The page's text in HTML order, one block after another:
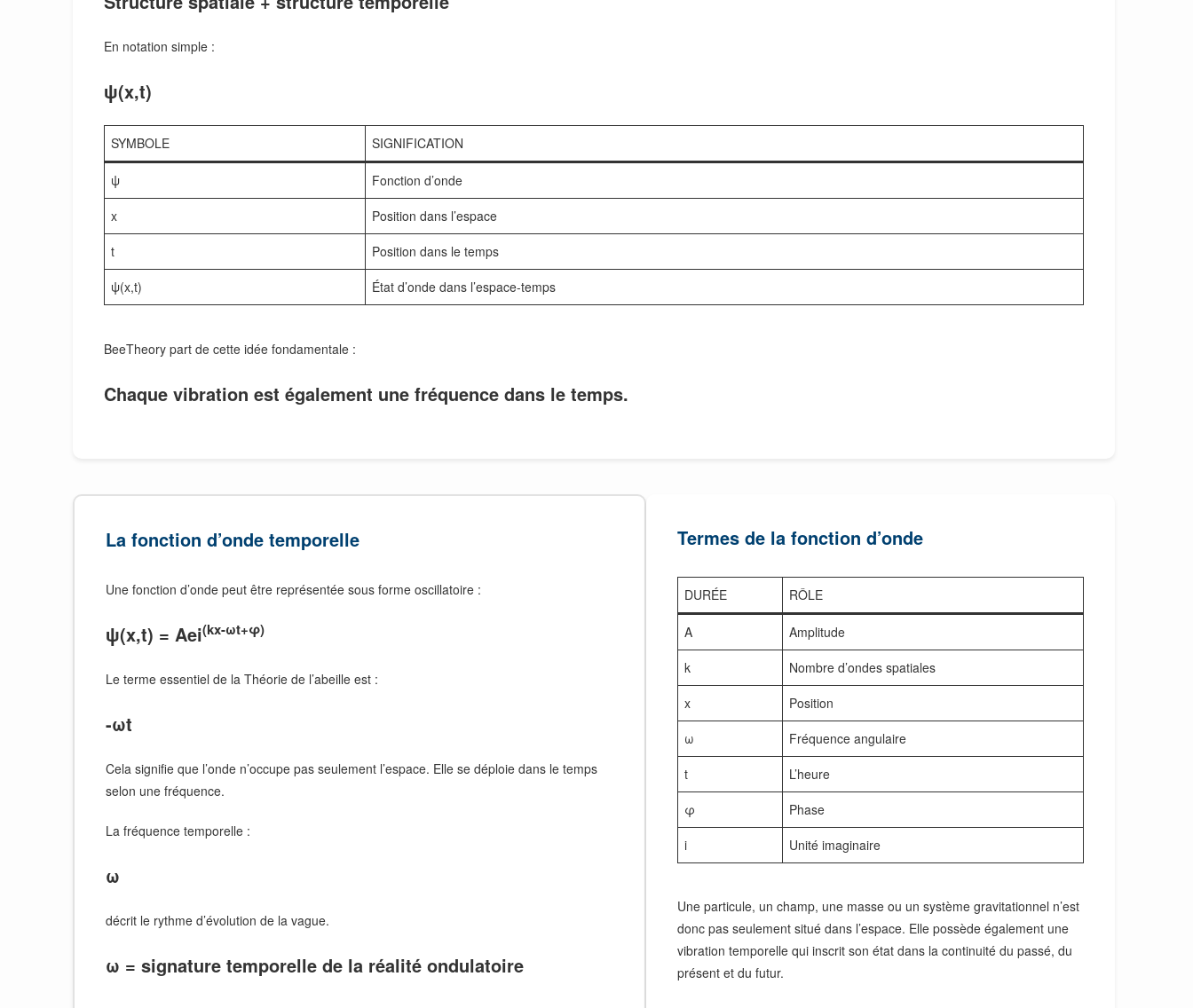
En notation simple :
ψ(x,t)
SYMBOLE SIGNIFICATION
ψ
Fonction d’onde
x
Position dans l’espace
t
Position dans le temps
ψ(x,t)
État d’onde dans l’espace-temps
BeeTheory part de cette idée fondamentale :
Chaque vibration est également une fréquence dans le temps.
La fonction d’onde temporelle
Une fonction d’onde peut être représentée sous forme oscillatoire :
ψ(x,t) = Aei(kx-ωt+φ)
Le terme essentiel de la Théorie de l’abeille est :
-ωt
Cela signifie que l’onde n’occupe pas seulement l’espace. Elle se déploie dans le temps
selon une fréquence.
La fréquence temporelle :
ω
décrit le rythme d’évolution de la vague.
ω = signature temporelle de la réalité ondulatoire
Termes de la fonction d’onde
DURÉE RÔLE
A
Amplitude
k
Nombre d’ondes spatiales
x
Position
ω
Fréquence angulaire
t
L’heure
φ
Phase
i
Unité imaginaire
Une particule, un champ, une masse ou un système gravitationnel n’est
donc pas seulement situé dans l’espace. Elle possède également une
vibration temporelle qui inscrit son état dans la continuité du passé, du
présent et du futur.